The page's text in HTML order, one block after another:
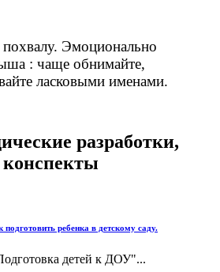
Эмоционально
: чаще обнимайте,
ласковыми именами.
разработки,
конспекты
ребенка в детскому саду.
детей к ДОУ"...